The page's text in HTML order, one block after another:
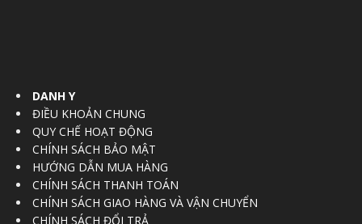
DANH Y
ĐIỀU KHOẢN CHUNG
QUY CHẾ HOẠT ĐỘNG
CHÍNH SÁCH BẢO MẬT
HƯỚNG DẪN MUA HÀNG
CHÍNH SÁCH THANH TOÁN
CHÍNH SÁCH GIAO HÀNG VÀ VẬN CHUYỂN
CHÍNH SÁCH ĐỔI TRẢ